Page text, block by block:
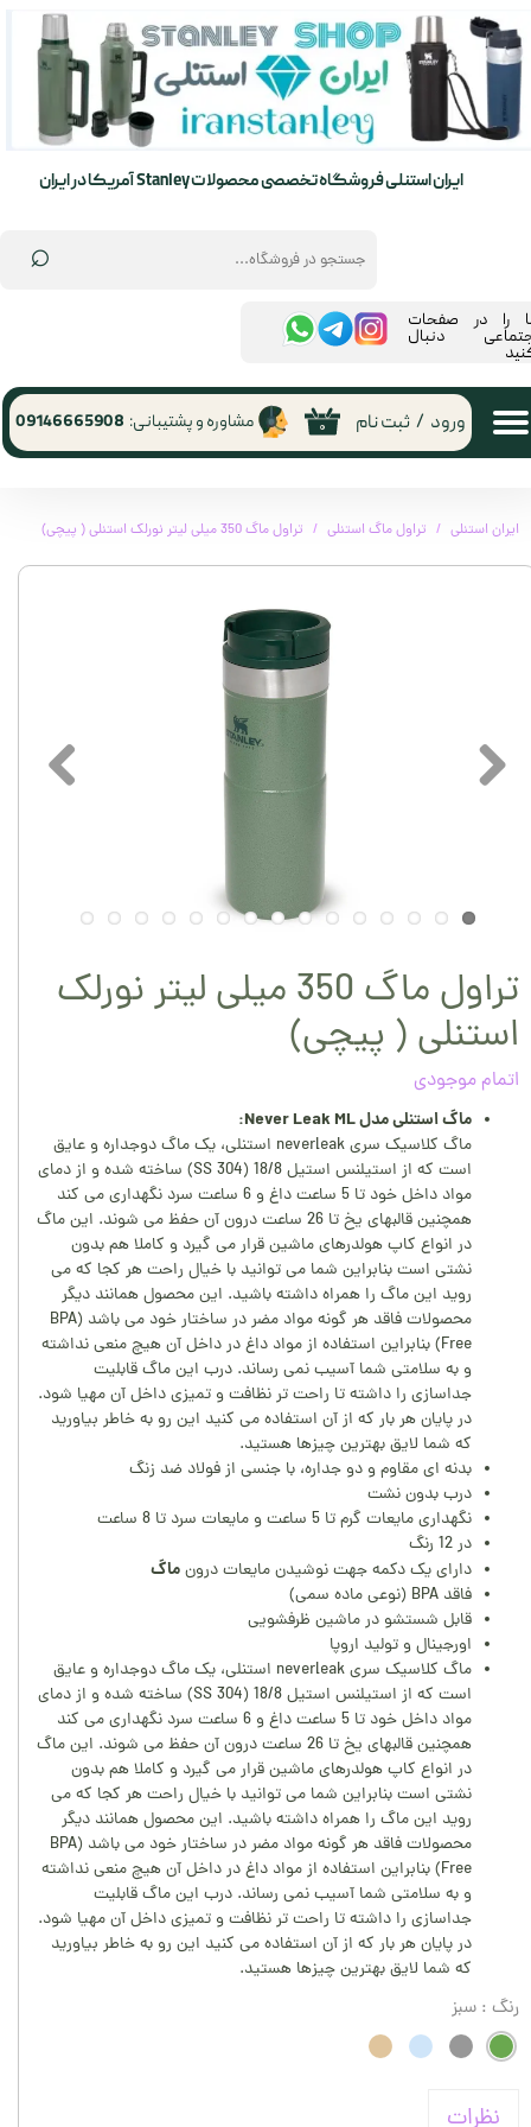
⌕
ایران استنلی فروشگاه تخصصی محصولات Stanley آمریکا در ایران
۰ ورود / ثبت نام
حساب کاربری من
تغییر گذر واژه
مشاوره و پشتیبانی: 09146665908
را در صفحات
دنبال
ایران استنلی تراول ماگ استنلی تراول ماگ 350 میلی لیتر نورلک استنلی ( پیچی)
تراول ماگ 350 میلی لیتر نورلک
استنلی ( پیچی)
اتمام موجودی
ماگ استنلی مدل Never Leak ML:
ماگ کلاسیک سری neverleak استنلی، یک ماگ دوجداره و عایق
است که از استیلنس استیل 18/8 (SS 304) ساخته شده و از دمای
مواد داخل خود تا 5 ساعت داغ و 6 ساعت سرد نگهداری می کند
همچنین قالبهای یخ تا 26 ساعت درون آن حفظ می شوند. این ماگ
در انواع کاپ هولدرهای ماشین قرار می گیرد و کاملا هم بدون
نشتی است بنابراین شما می توانید با خیال راحت هر کجا که می
روید این ماگ را همراه داشته باشید. این محصول همانند دیگر
محصولات فاقد هر گونه مواد مضر در ساختار خود می باشد (BPA
Free) بنابراین استفاده از مواد داغ در داخل آن هیچ منعی نداشته
و به سلامتی شما آسیب نمی رساند. درب این ماگ قابلیت
جداسازی را داشته تا راحت تر نظافت و تمیزی داخل آن مهیا شود.
در پایان هر بار که از آن استفاده می کنید این رو به خاطر بیاورید
که شما لایق بهترین چیزها هستید.
بدنه ای مقاوم و دو جداره، با جنسی از فولاد ضد زنگ
درب بدون نشت
نگهداری مایعات گرم تا 5 ساعت و مایعات سرد تا 8 ساعت
در 12 رنگ
دارای یک دکمه جهت نوشیدن مایعات درونماگ
فاقد BPA (نوعی ماده سمی)
قابل شستشو در ماشین ظرفشویی
اورجینال و تولید اروپا
ماگ کلاسیک سری neverleak استنلی، یک ماگ دوجداره و عایق
است که از استیلنس استیل 18/8 (SS 304) ساخته شده و از دمای
مواد داخل خود تا 5 ساعت داغ و 6 ساعت سرد نگهداری می کند
همچنین قالبهای یخ تا 26 ساعت درون آن حفظ می شوند. این ماگ
در انواع کاپ هولدرهای ماشین قرار می گیرد و کاملا هم بدون
نشتی است بنابراین شما می توانید با خیال راحت هر کجا که می
روید این ماگ را همراه داشته باشید. این محصول همانند دیگر
محصولات فاقد هر گونه مواد مضر در ساختار خود می باشد (BPA
Free) بنابراین استفاده از مواد داغ در داخل آن هیچ منعی نداشته
و به سلامتی شما آسیب نمی رساند. درب این ماگ قابلیت
جداسازی را داشته تا راحت تر نظافت و تمیزی داخل آن مهیا شود.
در پایان هر بار که از آن استفاده می کنید این رو به خاطر بیاورید
که شما لایق بهترین چیزها هستید.
رنگ : سبز
نظرات